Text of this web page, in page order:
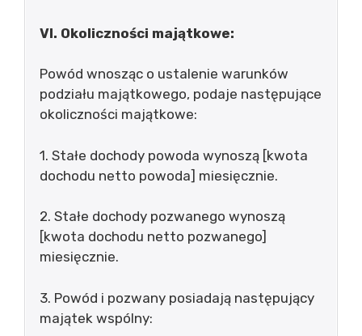
VI. Okoliczności majątkowe:
Powód wnosząc o ustalenie warunków
podziału majątkowego, podaje następujące
okoliczności majątkowe:
1. Stałe dochody powoda wynoszą [kwota
dochodu netto powoda] miesięcznie.
2. Stałe dochody pozwanego wynoszą
[kwota dochodu netto pozwanego]
miesięcznie.
3. Powód i pozwany posiadają następujący
majątek wspólny: